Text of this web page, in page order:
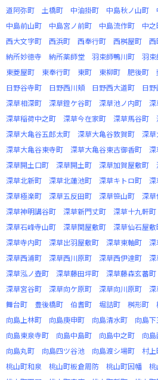
道阿弥町
土橋町 中油掛町 中島秋ノ山町
中島前山町
中島宮ノ前町 中島流作町 中
西大文字町
西浜町 西奉行町 西桝屋町 西
納所妙徳寺
納所薬師堂 羽束師鴨川町 羽束
東菱屋町
東奉行町 東町 東柳町 肥後町
日野谷寺町
日野西川頬 日野西大道町 日
深草相深町
深草鐙ケ谷町 深草池ノ内町
深草稲荷中之町
深草今在家町 深草馬谷町
深草大亀谷五郎太町
深草大亀谷敦賀町 深
深草大亀谷東寺町
深草大亀谷東古御香町
深草開土口町
深草開土町 深草加賀屋敷町
深草北新町
深草北蓮池町 深草キトロ町
深草極楽町
深草五反田町 深草笹山町 深
深草神明講谷町
深草新門丈町 深草十九軒町
深草石峰寺山町
深草関屋敷町 深草仙石屋敷
深草寺内町
深草出羽屋敷町 深草東軸町
深草西浦町
深草西川原町 深草西伊達町
深草泓ノ壺町
深草藤田坪町 深草藤森玄蕃町
深草宮谷町
深草向ケ原町 深草向川原町
舞台町
豊後橋町 伯耆町 堀詰町 桝形町
向島上林町
向島庚申町 向島清水町 向島
向島東泉寺町
向島中島町 向島中之町 向
向島丸町
向島四ツ谷池 向島渡シ場町 村上
桃山町和泉
桃山町板倉周防 桃山町因幡 桃